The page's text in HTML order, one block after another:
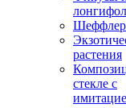
растения
стекле с